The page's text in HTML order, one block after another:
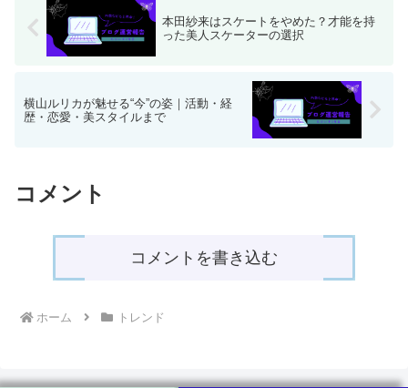
本田紗来はスケートをやめた？才能を持
った美人スケーターの選択
横山ルリカが魅せる“今”の姿｜活動・経
歴・恋愛・美スタイルまで
コメント
コメントを書き込む
ホーム トレンド